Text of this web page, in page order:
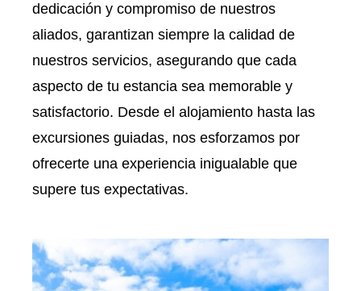
dedicación y compromiso de nuestros
aliados, garantizan siempre la calidad de
nuestros servicios, asegurando que cada
aspecto de tu estancia sea memorable y
satisfactorio. Desde el alojamiento hasta las
excursiones guiadas, nos esforzamos por
ofrecerte una experiencia inigualable que
supere tus expectativas.